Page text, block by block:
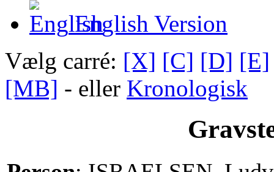
English Version
Vælg carré: [X] [C] [D] [E]
[MB] - eller Kronologisk